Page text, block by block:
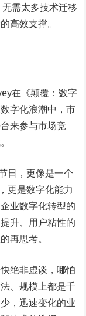
需太多技术迁移
高效支撑。
在《颠覆：数字
字化浪潮中，市
来参与市场竞
日，更像是一个
更是数字化能力
业数字化转型的
升、用户粘性的
再思考。
绝非虚谈，哪怕
、规模上都是千
，迅速变化的业